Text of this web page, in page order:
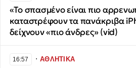
«Το σπασμένο είναι πιο
καταστρέφουν τα πανάκριβα
δείχνουν «πιο άνδρες» (vid)
16:57 ∙ΑΘΛΗΤΙΚΑ